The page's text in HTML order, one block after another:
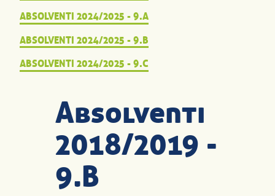
Absolventi
2018/2019 -
9.B
ABSOLVENTI 2024/2025 - 9.A
ABSOLVENTI 2024/2025 - 9.B
ABSOLVENTI 2024/2025 - 9.C